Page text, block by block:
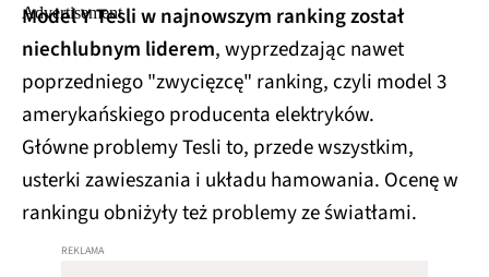
Model Y Tesli w najnowszym ranking został
niechlubnym liderem, wyprzedzając nawet
poprzedniego "zwycięzcę" ranking, czyli model 3
amerykańskiego producenta elektryków.
Główne problemy Tesli to, przede wszystkim,
usterki zawieszania i układu hamowania. Ocenę w
rankingu obniżyły też problemy ze światłami.